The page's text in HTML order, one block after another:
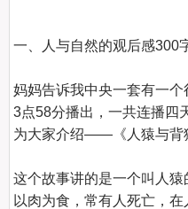
一、人与自然的观后感300
妈妈告诉我中央一套有一
3点58分播出，一共连播四
为大家介绍——《人猿与背
这个故事讲的是一个叫人
以肉为食，常有人死亡，